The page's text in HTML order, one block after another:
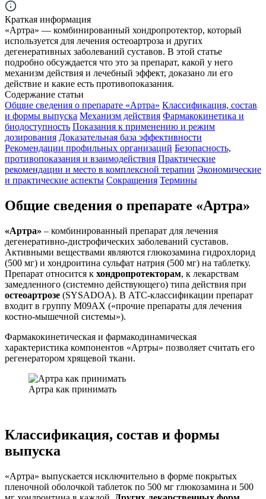
Краткая информация
«Артра» — комбинированный хондропротектор, который
используется для лечения остеоартроза и других
дегенеративных заболеваний суставов. В этой статье
подробно обсуждается что это за препарат, какой у него
механизм действия и лечебный эффект, доказано ли его
действие и какие есть противопоказания.
Содержание статьи
Общие сведения о препарате «Артра» Классификация, состав
и формы выпуска Механизм действия Фармакокинетика и
биодоступность Показания к применению и режим
дозирования Доказательная база эффективности
Рекомендации профильных организаций Безопасность,
противопоказания и взаимодействия Практические
рекомендации и место в комплексной терапии Экономические
и практические аспекты Сокращения Термины
Общие сведения о препарате «Артра»
«Артра» – комбинированный препарат для лечения
дегенеративно-дистрофических заболеваний суставов.
Активными веществами являются глюкозамина гидрохлорид
(500 мг) и хондроитина сульфат натрия (500 мг) на таблетку.
Препарат относится к хондропротекторам, к лекарствам
замедленного (системно действующего) типа действия при
остеоартрозе (SYSADOA). В АТС-классификации препарат
входит в группу М09AX («прочие препараты для лечения
костно-мышечной системы»).
Фармакокинетическая и фармакодинамическая
характеристика компонентов «Артры» позволяет считать его
регенератором хрящевой ткани.
Артра как принимать
Классификация, состав и формы
выпуска
«Артра» выпускается исключительно в форме покрытых
пленочной оболочкой таблеток по 500 мг глюкозамина и 500